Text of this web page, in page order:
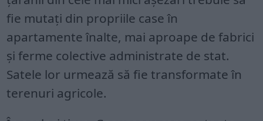
fie mutați din propriile case în
apartamente înalte, mai aproape de fabrici
și ferme colective administrate de stat.
Satele lor urmează să fie transformate în
terenuri agricole.